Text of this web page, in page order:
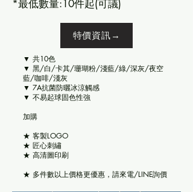
*最低數量:10件起(可議)
特價資訊→
▼ 共10色
▼ 黑/白/卡其/珊瑚粉/淺藍/綠/深灰/夜空
藍/咖啡/淺灰
▼ 7A抗菌防曬冰涼觸感
▼ 不易起球固色性強
​加購
★ 客製LOGO
★ 匠心刺繡
★ 高清圖印刷
★ 多件數以上價格更優惠，請來電/LINE詢價